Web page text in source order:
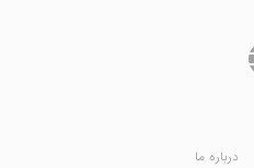
درباره ما